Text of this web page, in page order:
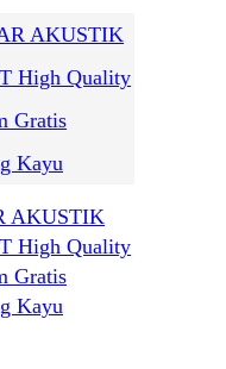
AKUSTIK
High Quality
Gratis
Kayu